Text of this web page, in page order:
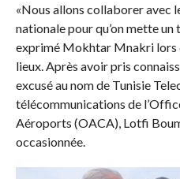
«Nous allons collaborer avec
nationale pour qu’on mette un
exprimé Mokhtar Mnakri lors
lieux. Après avoir pris
excusé au nom de Tunisie
télécommunications de
Aéroports (OACA), Lotfi
occasionnée.